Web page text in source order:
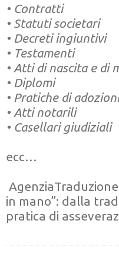
• Contratti
• Statuti societari
• Decreti ingiuntivi
• Testamenti
• Atti di nascita e di
• Diplomi
• Pratiche di adozioni
• Atti notarili
• Casellari giudiziali
ecc…
in mano”: dalla
pratica di